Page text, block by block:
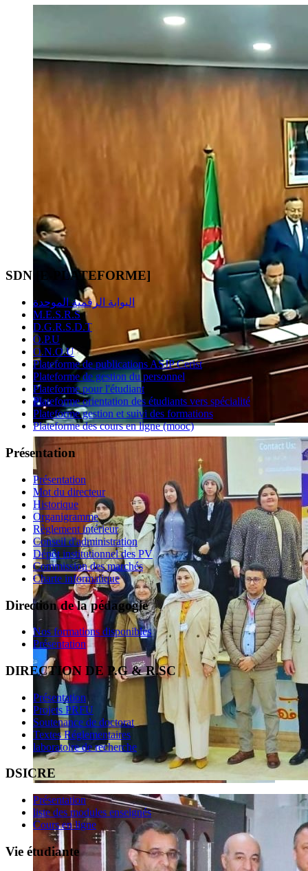
SDN [E-PLATEFORME]
البوابة الرقمية الموحدة
M.E.S.R.S
D.G.R.S.D.T
O.P.U
O.N.O.U
Plateforme de publications ASJP Cerist
Plateforme de gestion du personnel
Plateforme pour l'étudiant
Plateforme orientation des étudiants vers spécialité
Plateforme gestion et suivi des formations
Plateforme des cours en ligne (mooc)
Présentation
Présentation
Mot du directeur
Historique
Organigramme
Règlement intérieur
Conseil d'administration
Dépôt institutionnel des PV
Commission des marchés
Charte informatique
Direction de la pédagogie
Nos formations disponibles
Présentation
DIRECTION DE P.G & R.SC
Présentation
Projets PRFU
Soutenance de doctorat
Textes Réglementaires
laboratoire de recherche
DSICRE
Présentation
liste des modules enseignés
Cours en ligne
Vie étudiante